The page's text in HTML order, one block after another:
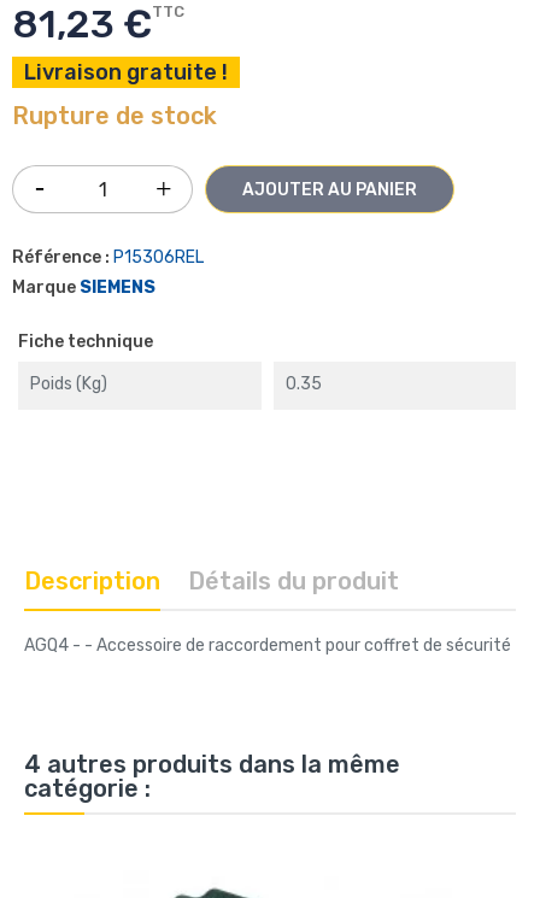
81,23 €TTC
Livraison gratuite !
Rupture de stock
AJOUTER AU PANIER
Référence : P15306REL
Marque SIEMENS
Fiche technique
Poids (kg) 0.35
Description Détails du produit
AGQ4 - - Accessoire de raccordement pour coffret de sécurité
4 autres produits dans la même
catégorie :